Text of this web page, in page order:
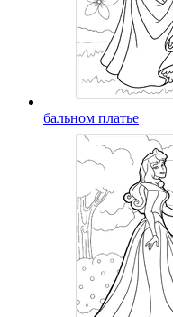
бальном платье